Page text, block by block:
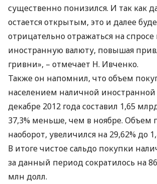
существенно понизился. И так как
остается открытым, это и далее
отрицательно отражаться на спросе
иностранную валюту, повышая
гривни», – отмечает Н. Ивченко.
Также он напомнил, что объем
населением наличной
декабре 2012 года составил 1,65
37,3% меньше, чем в ноябре. Объем
наоборот, увеличился на 29,62% до
В итоге чистое сальдо покупки
за данный период сократилось на
млн долл.